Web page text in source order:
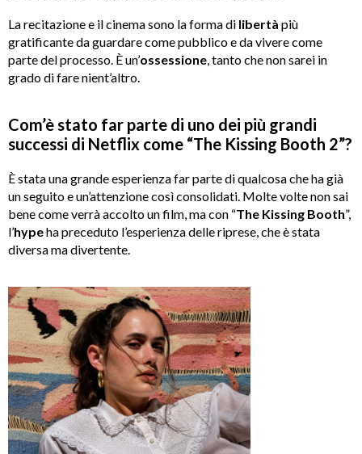
La recitazione e il cinema sono la forma di libertà più
gratificante da guardare come pubblico e da vivere come
parte del processo. È un’ossessione , tanto che non sarei in
grado di fare nient’altro.
Com’è stato far parte di uno dei più grandi
successi di Netflix come “The Kissing Booth 2”?
È stata una grande esperienza far parte di qualcosa che ha già
un seguito e un’attenzione così consolidati. Molte volte non sai
bene come verrà accolto un film, ma con “The Kissing Booth”,
l’hypeha preceduto l’esperienza delle riprese, che è stata
diversa ma divertente.